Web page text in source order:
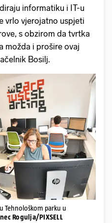
informatiku i IT-u
vrlo vjerojatno uspjeti
s obzirom da tvrtka
možda i prošire ovaj
Bosilj.
Tehnološkom parku u
Rogulja/PIXSELL